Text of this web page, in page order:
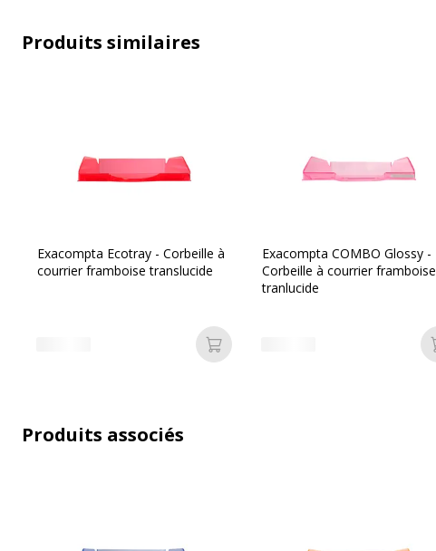
Dimensions et poids
Hauteur 65 mm
Produits similaires
Exacompta Ecotray - Corbeille à
courrier framboise translucide
Ajouter au panier
Exacompta COMBO Glossy -
Corbeille à courrier framboise
tranlucide
Produits associés